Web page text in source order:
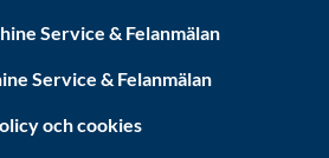
Service & Felanmälan
Service & Felanmälan
och cookies